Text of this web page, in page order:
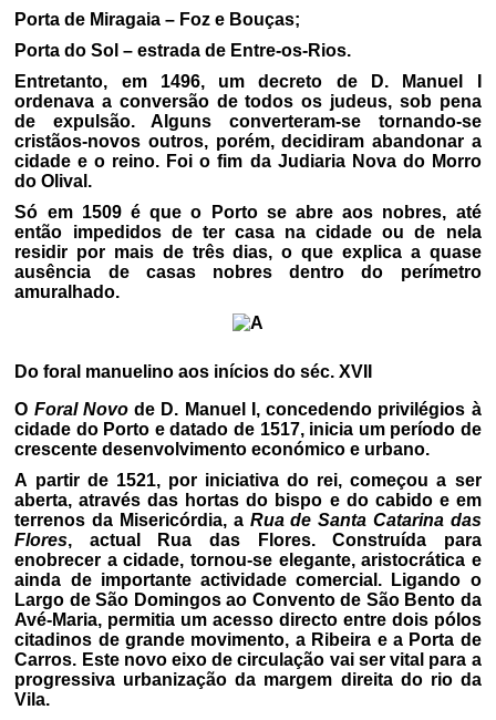
Porta de Miragaia – Foz e Bouças;
Porta do Sol – estrada de Entre-os-Rios.
Entretanto, em 1496, um decreto de D. Manuel I
ordenava a conversão de todos os judeus, sob pena
de expulsão. Alguns converteram-se tornando-se
cristãos-novos outros, porém, decidiram abandonar a
cidade e o reino. Foi o fim da Judiaria Nova do Morro
do Olival.
Só em 1509 é que o Porto se abre aos nobres, até
então impedidos de ter casa na cidade ou de nela
residir por mais de três dias, o que explica a quase
ausência de casas nobres dentro do perímetro
amuralhado.
Do foral manuelino aos inícios do séc. XVII
O Foral Novode D. Manuel I, concedendo privilégios à
cidade do Porto e datado de 1517, inicia um período de
crescente desenvolvimento económico e urbano.
A partir de 1521, por iniciativa do rei, começou a ser
aberta, através das hortas do bispo e do cabido e em
terrenos da Misericórdia, a Rua de Santa Catarina das
Flores, actual Rua das Flores. Construída para
enobrecer a cidade, tornou-se elegante, aristocrática e
ainda de importante actividade comercial. Ligando o
Largo de São Domingos ao Convento de São Bento da
Avé-Maria, permitia um acesso directo entre dois pólos
citadinos de grande movimento, a Ribeira e a Porta de
Carros. Este novo eixo de circulação vai ser vital para a
progressiva urbanização da margem direita do rio da
Vila.